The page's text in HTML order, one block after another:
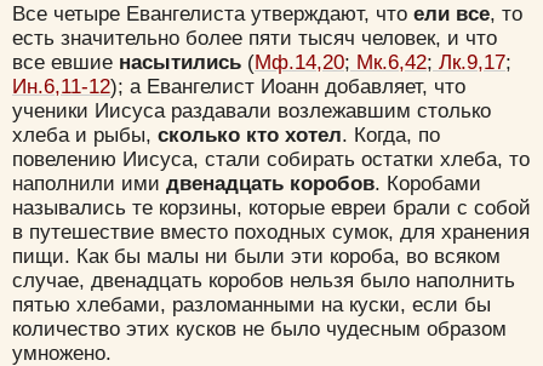
Все четыре Евангелиста утверждают, что ели все, то
есть значительно более пяти тысяч человек, и что
все евшие насытились (Мф.14,20; Мк.6,42; Лк.9,17;
Ин.6,11-12); а Евангелист Иоанн добавляет, что
ученики Иисуса раздавали возлежавшим столько
хлеба и рыбы, сколько кто хотел. Когда, по
повелению Иисуса, стали собирать остатки хлеба, то
наполнили ими двенадцать коробов. Коробами
назывались те корзины, которые евреи брали с собой
в путешествие вместо походных сумок, для хранения
пищи. Как бы малы ни были эти короба, во всяком
случае, двенадцать коробов нельзя было наполнить
пятью хлебами, разломанными на куски, если бы
количество этих кусков не было чудесным образом
умножено.